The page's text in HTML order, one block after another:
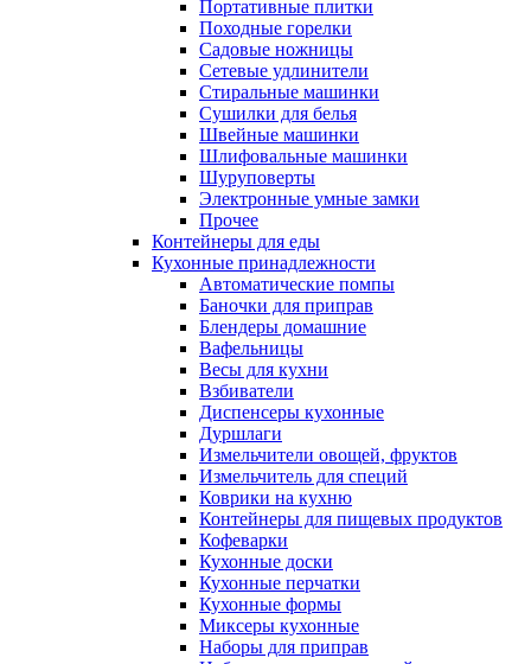
Портативные плитки
Походные горелки
Садовые ножницы
Сетевые удлинители
Стиральные машинки
Сушилки для белья
Швейные машинки
Шлифовальные машинки
Шуруповерты
Электронные умные замки
Прочее
Контейнеры для еды
Кухонные принадлежности
Автоматические помпы
Баночки для приправ
Блендеры домашние
Вафельницы
Весы для кухни
Взбиватели
Диспенсеры кухонные
Дуршлаги
Измельчители овощей, фруктов
Измельчитель для специй
Коврики на кухню
Контейнеры для пищевых продуктов
Кофеварки
Кухонные доски
Кухонные перчатки
Кухонные формы
Миксеры кухонные
Наборы для приправ